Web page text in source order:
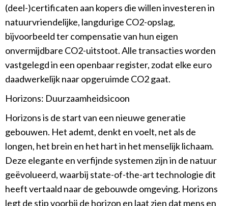
(deel-)certificaten aan kopers die willen investeren in
natuurvriendelijke, langdurige CO2-opslag,
bijvoorbeeld ter compensatie van hun eigen
onvermijdbare CO2-uitstoot. Alle transacties worden
vastgelegd in een openbaar register, zodat elke euro
daadwerkelijk naar opgeruimde CO2 gaat.
Horizons: Duurzaamheidsicoon
Horizons is de start van een nieuwe generatie
gebouwen. Het ademt, denkt en voelt, net als de
longen, het brein en het hart in het menselijk lichaam.
Deze elegante en verfijnde systemen zijn in de natuur
geëvolueerd, waarbij state-of-the-art technologie dit
heeft vertaald naar de gebouwde omgeving. Horizons
legt de stip voorbij de horizon en laat zien dat mens en